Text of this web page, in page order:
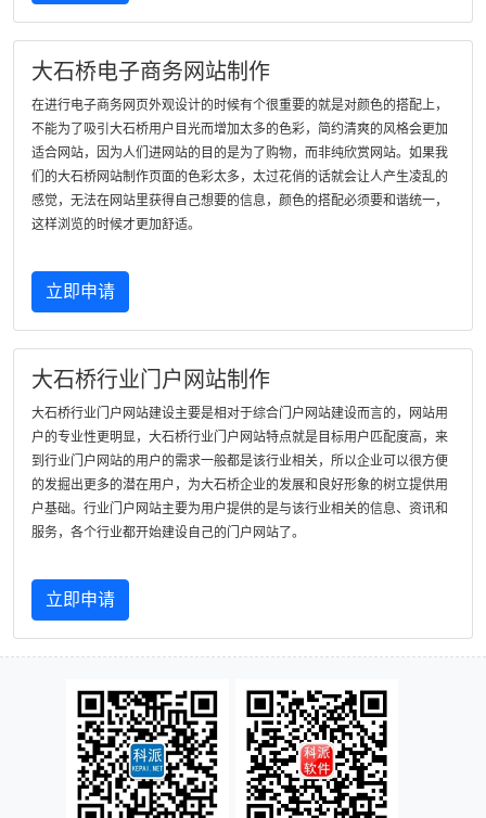
大石桥电子商务网站制作
在进行电子商务网页外观设计的时候有个很重要的就是对颜色的搭配上，
不能为了吸引大石桥用户目光而增加太多的色彩，简约清爽的风格会更加
适合网站，因为人们进网站的目的是为了购物，而非纯欣赏网站。如果我
们的大石桥网站制作页面的色彩太多，太过花俏的话就会让人产生凌乱的
感觉，无法在网站里获得自己想要的信息，颜色的搭配必须要和谐统一，
这样浏览的时候才更加舒适。
立即申请
大石桥行业门户网站制作
大石桥行业门户网站建设主要是相对于综合门户网站建设而言的，网站用
户的专业性更明显，大石桥行业门户网站特点就是目标用户匹配度高，来
到行业门户网站的用户的需求一般都是该行业相关，所以企业可以很方便
的发掘出更多的潜在用户，为大石桥企业的发展和良好形象的树立提供用
户基础。行业门户网站主要为用户提供的是与该行业相关的信息、资讯和
服务，各个行业都开始建设自己的门户网站了。
立即申请